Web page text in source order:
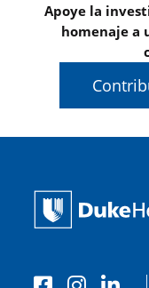
Apoye la
homenaje a